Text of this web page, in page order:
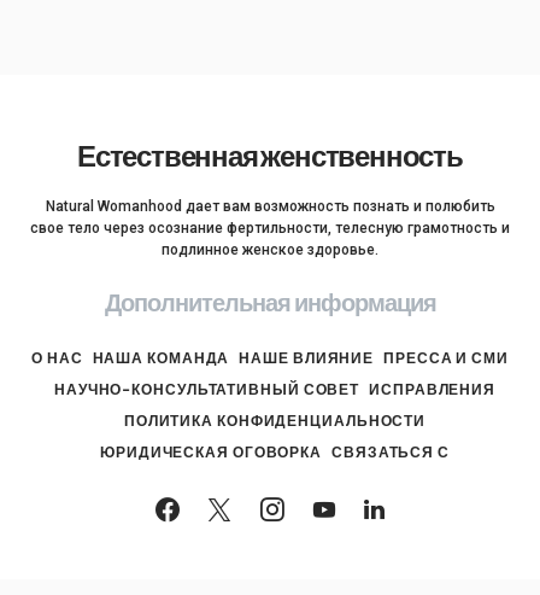
Естественная женственность
Natural Womanhood дает вам возможность познать и полюбить
свое тело через осознание фертильности, телесную грамотность и
подлинное женское здоровье.
Дополнительная информация
О НАС НАША КОМАНДА НАШЕ ВЛИЯНИЕ
ПРЕССА И СМИ
НАУЧНО-КОНСУЛЬТАТИВНЫЙ СОВЕТ ИСПРАВЛЕНИЯ
ПОЛИТИКА КОНФИДЕНЦИАЛЬНОСТИ
ЮРИДИЧЕСКАЯ ОГОВОРКА
СВЯЗАТЬСЯ С